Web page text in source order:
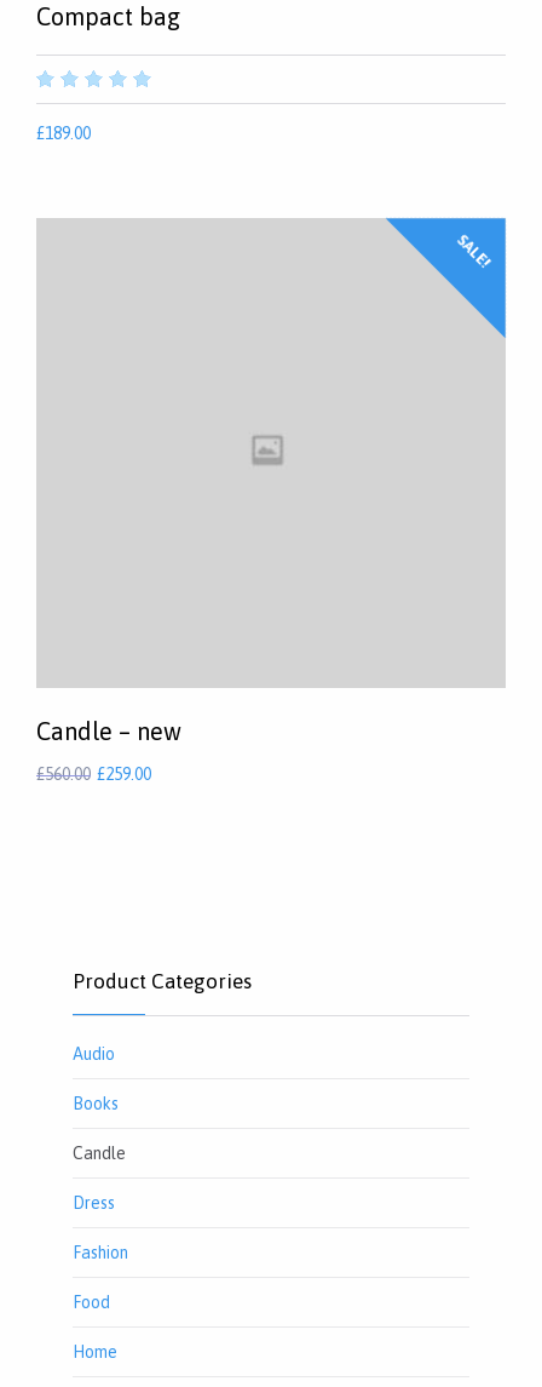
Compact bag
out
5
£189.00
SALE!
Candle – new
£560.00 £259.00
Product Categories
Audio
Books
Candle
Dress
Fashion
Food
Home